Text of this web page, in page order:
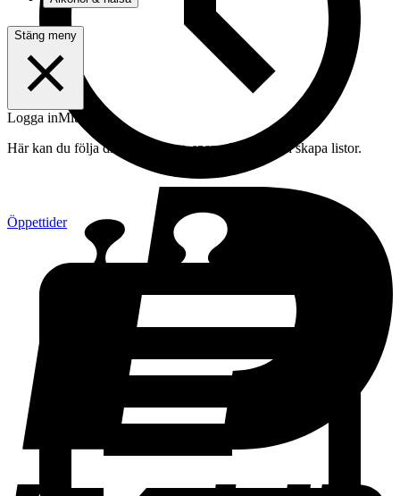
Öppettider
Stäng meny
Logga inMitt konto
Här kan du följa din beställning, spara drycker och skapa listor.